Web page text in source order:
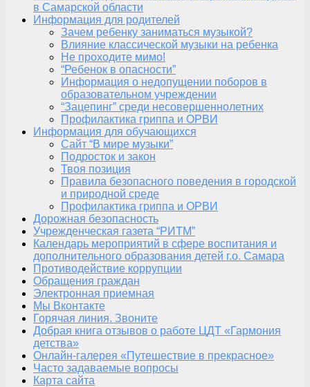
в Самарской области
Информация для родителей
Зачем ребенку заниматься музыкой?
Влияние классической музыки на ребенка
Не проходите мимо!
“Ребенок в опасности”
Информация о недопущении поборов в
образовательном учреждении
“Зацепинг” среди несовершеннолетних
Профилактика гриппа и ОРВИ
Информация для обучающихся
Сайт “В мире музыки”
Подросток и закон
Твоя позиция
Правила безопасного поведения в городской
и природной среде
Профилактика гриппа и ОРВИ
Дорожная безопасность
Учрежденческая газета “РИТМ”
Календарь мероприятий в сфере воспитания и
дополнительного образования детей г.о. Самара
Противодействие коррупции
Обращения граждан
Электронная приемная
Мы Вконтакте
Горячая линия. Звоните
Добрая книга отзывов о работе ЦДТ «Гармония
детства»
Онлайн-галерея «Путешествие в прекрасное»
Часто задаваемые вопросы
Карта сайта